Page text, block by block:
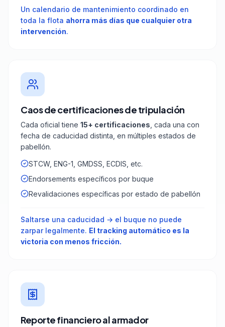
Un calendario de mantenimiento coordinado en
toda la flota ahorra más días que cualquier otra
intervención.
Caos de certificaciones de tripulación
Cada oficial tiene 15+ certificaciones , cada una con
fecha de caducidad distinta, en múltiples estados de
pabellón.
STCW, ENG-1, GMDSS, ECDIS, etc.
Endorsements específicos por buque
Revalidaciones específicas por estado de pabellón
Saltarse una caducidad → el buque no puede
zarpar legalmente. El tracking automático es la
victoria con menos fricción.
Reporte financiero al armador